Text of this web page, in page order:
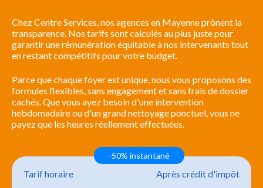
Chez Centre Services, nos agences en Mayenne prônent la
transparence. Nos tarifs sont calculés au plus juste pour
garantir une rémunération équitable à nos intervenants tout
en restant compétitifs pour votre budget.
Parce que chaque foyer est unique, nous vous proposons des
formules flexibles, sans engagement et sans frais de dossier
cachés. Que vous ayez besoin d'une intervention
hebdomadaire ou d'un grand nettoyage ponctuel, vous ne
payez que les heures réellement effectuées.
Tarif horaire Après crédit d'impôt
-50% instantané